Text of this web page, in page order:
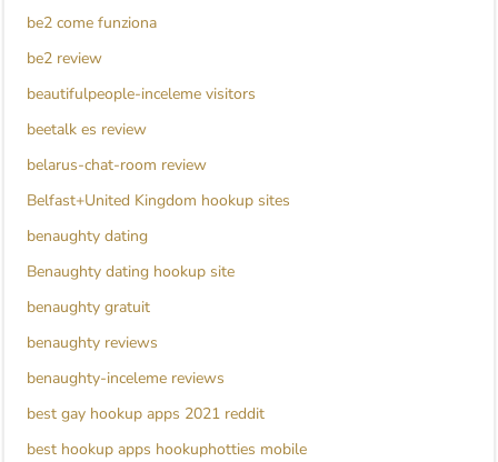
be2 come funziona
be2 review
beautifulpeople-inceleme visitors
beetalk es review
belarus-chat-room review
Belfast+United Kingdom hookup sites
benaughty dating
Benaughty dating hookup site
benaughty gratuit
benaughty reviews
benaughty-inceleme reviews
best gay hookup apps 2021 reddit
best hookup apps hookuphotties mobile